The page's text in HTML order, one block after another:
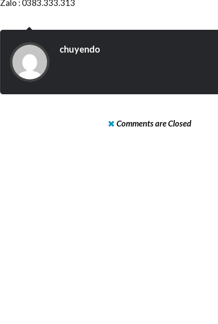
Zalo : 0383.333.313
chuyendo
Comments are Closed